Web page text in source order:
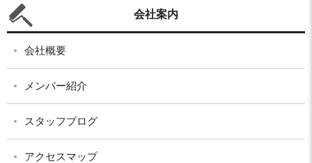
会社案内
会社概要
メンバー紹介
スタッフブログ
アクセスマップ